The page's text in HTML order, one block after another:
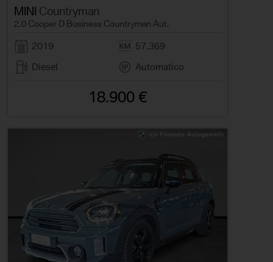
MINI Countryman
2.0 Cooper D Business Countryman Aut.
2019
57.369
Diesel
Automatico
18.900 €